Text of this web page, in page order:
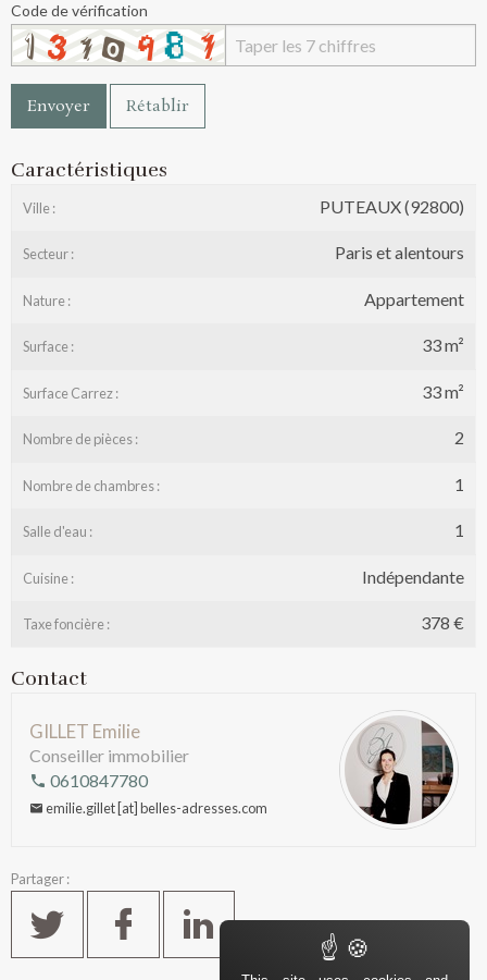
Code de vérification
Envoyer Rétablir
Caractéristiques
Ville : PUTEAUX (92800)
Secteur : Paris et alentours
Nature : Appartement
Surface : 33 m²
Surface Carrez : 33 m²
Nombre de pièces : 2
Nombre de chambres : 1
Salle d'eau : 1
Cuisine : Indépendante
Taxe foncière : 378 €
Contact
GILLET Emilie
Conseiller immobilier
0610847780
emilie.gillet [at] belles-adresses.com
Partager :